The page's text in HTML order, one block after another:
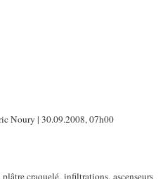
Noury | 30.09.2008, 07h00
craquelé, infiltrations, ascenseurs